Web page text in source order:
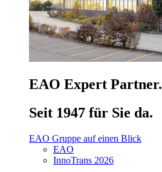
EAO Expert Partner.
Seit 1947 für Sie da.
EAO Gruppe auf einen Blick
EAO
InnoTrans 2026